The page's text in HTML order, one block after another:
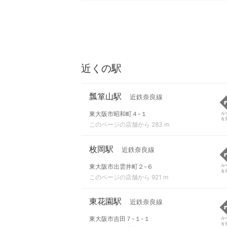
近くの駅
瓢箪山駅 近鉄奈良線
東大阪市昭和町４-１
このページの店舗から 283 m
ル
を
枚岡駅 近鉄奈良線
東大阪市出雲井町２-６
このページの店舗から 921 m
ル
を
東花園駅 近鉄奈良線
東大阪市吉田７-１-１
ル
を